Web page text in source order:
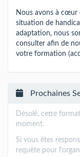
Nous avons à cœur
situation de
adaptation, nous
consulter afin de
votre formation
Prochaines
Désolé, cette
moment.
Si vous êtes
requête pour